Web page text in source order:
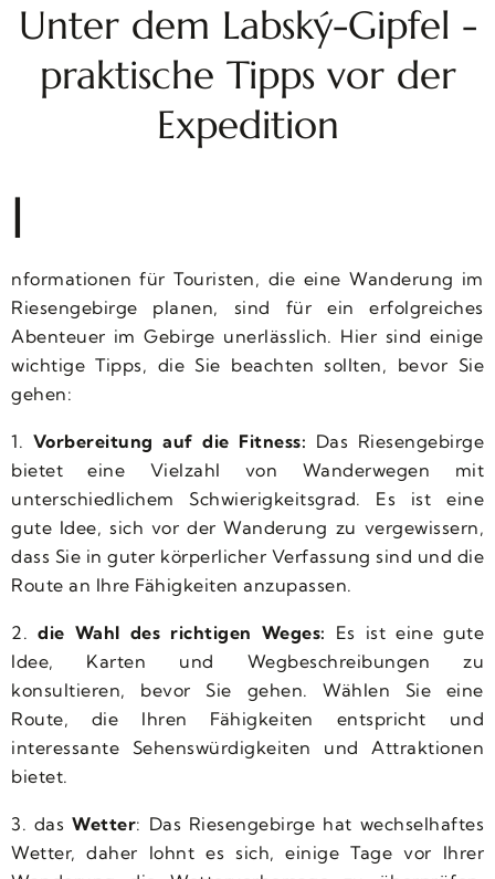
Unter dem Labský-Gipfel -
praktische Tipps vor der
Expedition
I
nformationen für Touristen, die eine Wanderung im
Riesengebirge planen, sind für ein erfolgreiches
Abenteuer im Gebirge unerlässlich. Hier sind einige
wichtige Tipps, die Sie beachten sollten, bevor Sie
gehen:
1. Vorbereitung auf die Fitness: Das Riesengebirge
bietet eine Vielzahl von Wanderwegen mit
unterschiedlichem Schwierigkeitsgrad. Es ist eine
gute Idee, sich vor der Wanderung zu vergewissern,
dass Sie in guter körperlicher Verfassung sind und die
Route an Ihre Fähigkeiten anzupassen.
2. die Wahl des richtigen Weges: Es ist eine gute
Idee, Karten und Wegbeschreibungen zu
konsultieren, bevor Sie gehen. Wählen Sie eine
Route, die Ihren Fähigkeiten entspricht und
interessante Sehenswürdigkeiten und Attraktionen
bietet.
3. dasWetter: Das Riesengebirge hat wechselhaftes
Wetter, daher lohnt es sich, einige Tage vor Ihrer